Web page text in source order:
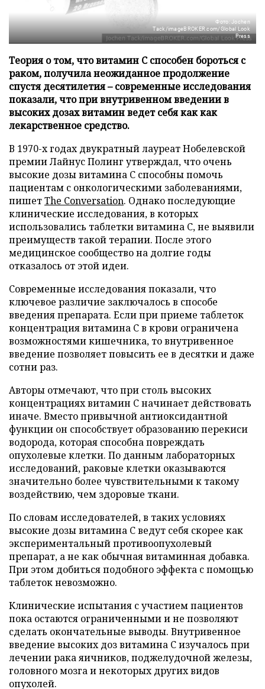
Фото: Jochen
Tack/imageBROKER.com/Global Look
Press
Теория о том, что витамин C способен бороться с
раком, получила неожиданное продолжение
спустя десятилетия – современные исследования
показали, что при внутривенном введении в
высоких дозах витамин ведет себя как как
лекарственное средство.
В 1970-х годах двукратный лауреат Нобелевской
премии Лайнус Полинг утверждал, что очень
высокие дозы витамина C способны помочь
пациентам с онкологическими заболеваниями,
пишетThe Conversation. Однако последующие
клинические исследования, в которых
использовались таблетки витамина C, не выявили
преимуществ такой терапии. После этого
медицинское сообщество на долгие годы
отказалось от этой идеи.
Современные исследования показали, что
ключевое различие заключалось в способе
введения препарата. Если при приеме таблеток
концентрация витамина C в крови ограничена
возможностями кишечника, то внутривенное
введение позволяет повысить ее в десятки и даже
сотни раз.
Авторы отмечают, что при столь высоких
концентрациях витамин C начинает действовать
иначе. Вместо привычной антиоксидантной
функции он способствует образованию перекиси
водорода, которая способна повреждать
опухолевые клетки. По данным лабораторных
исследований, раковые клетки оказываются
значительно более чувствительными к такому
воздействию, чем здоровые ткани.
По словам исследователей, в таких условиях
высокие дозы витамина C ведут себя скорее как
экспериментальный противоопухолевый
препарат, а не как обычная витаминная добавка.
При этом добиться подобного эффекта с помощью
таблеток невозможно.
Клинические испытания с участием пациентов
пока остаются ограниченными и не позволяют
сделать окончательные выводы. Внутривенное
введение высоких доз витамина C изучалось при
лечении рака яичников, поджелудочной железы,
головного мозга и некоторых других видов
опухолей.